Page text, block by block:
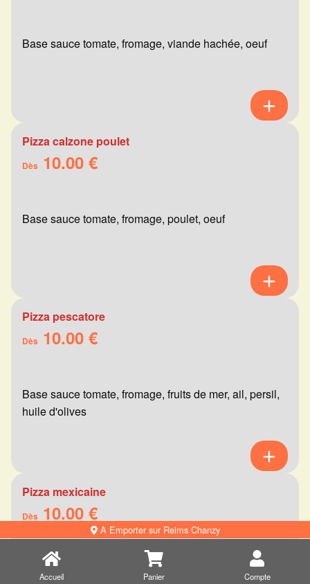
Base sauce tomate, fromage, viande hachée, oeuf
Pizza calzone poulet
Dès 10.00 €
Base sauce tomate, fromage, poulet, oeuf
Pizza pescatore
Dès 10.00 €
Base sauce tomate, fromage, fruits de mer, ail, persil,
huile d'olives
Pizza mexicaine
Dès 10.00 €
Base sauce tomate, fromage, viande hachée,
A Emporter sur Reims Chanzy
Accueil Panier Compte